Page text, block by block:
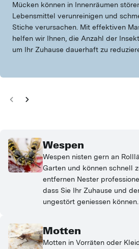
Mücken können in Innenräumen
Lebensmittel verunreinigen und
Stiche verursachen. Mit effektiven
helfen wir Ihnen, die Anzahl der
um Ihr Zuhause dauerhaft zu
Wespen
Wespen nisten gern an
Garten und können schnell
entfernen Nester
dass Sie Ihr Zuhause und
ungestört geniessen können.
Motten
Motten in Vorräten oder